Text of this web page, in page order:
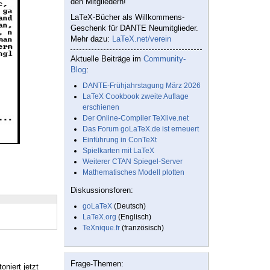
jetzt
LaTeX-Bücher als Willkommens-
Geschenk für DANTE Neumitglieder.
Mehr dazu: LaTeX.net/verein
Aktuelle Beiträge im Community-
Blog:
DANTE-Frühjahrstagung März 2026
LaTeX Cookbook zweite Auflage
erschienen
Der Online-Compiler TeXlive.net
Das Forum goLaTeX.de ist erneuert
Einführung in ConTeXt
Spielkarten mit LaTeX
Weiterer CTAN Spiegel-Server
Mathematisches Modell plotten
Diskussionsforen:
goLaTeX (Deutsch)
LaTeX.org (Englisch)
TeXnique.fr (französisch)
Frage-Themen: